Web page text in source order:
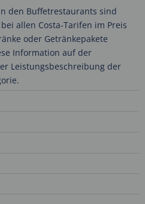
den Buffetrestaurants sind
allen Costa-Tarifen im Preis
oder Getränkepakete
Information auf der
Leistungsbeschreibung der